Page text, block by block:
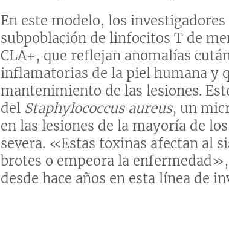
En este modelo, los
subpoblación de linfocitos T de
CLA+, que reflejan anomalías
inflamatorias de la piel humana y
mantenimiento de las lesiones.
del Staphylococcus aureus, un
en las lesiones de la mayoría de
severa. «Estas toxinas afectan al
brotes o empeora la
desde hace años en esta línea de